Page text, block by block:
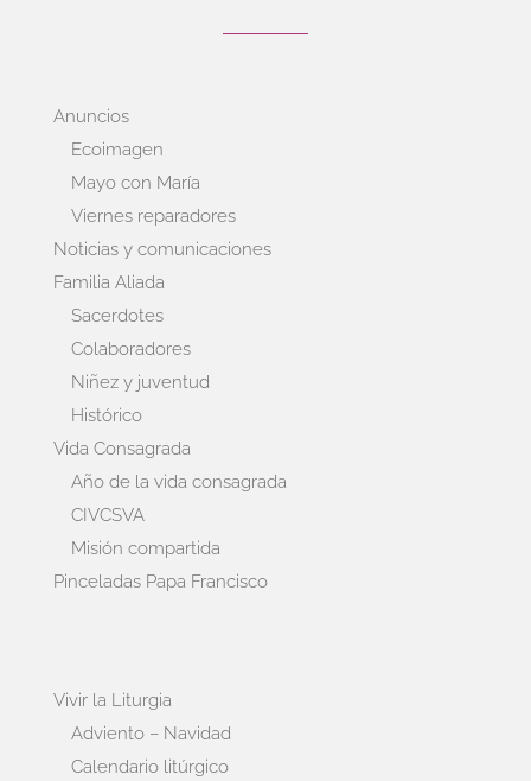
Anuncios
Ecoimagen
Mayo con María
Viernes reparadores
Noticias y comunicaciones
Familia Aliada
Sacerdotes
Colaboradores
Niñez y juventud
Histórico
Vida Consagrada
Año de la vida consagrada
CIVCSVA
Misión compartida
Pinceladas Papa Francisco
Vivir la Liturgia
Adviento – Navidad
Calendario litúrgico